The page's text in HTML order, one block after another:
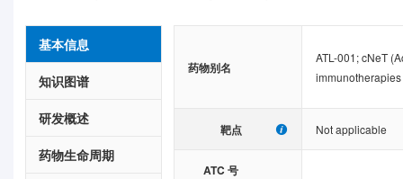
基本信息
知识图谱
研发概述
药物生命周期
药物别名
ATL-001; cNeT
靶点 Not applicable
ATC 号